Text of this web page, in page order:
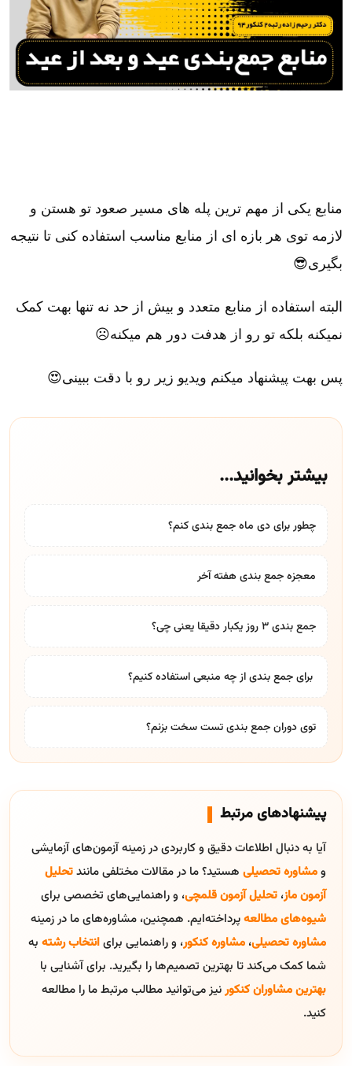
منابع یکی از مهم ترین پله های مسیر صعود تو هستن و
لازمه توی هر بازه ای از منابع مناسب استفاده کنی تا نتیجه
بگیری😎
البته استفاده از منابع متعدد و بیش از حد نه تنها بهت کمک
نمیکنه بلکه تو رو از هدفت دور هم میکنه☹
پس بهت پیشنهاد میکنم ویدیو زیر رو با دقت ببینی😍
بیشتر بخوانید...
چطور برای دی ماه جمع بندی کنم؟
معجزه جمع بندی هفته آخر
جمع بندی ۳ روز یکبار دقیقا یعنی چی؟
​ برای جمع بندی از چه منبعی استفاده کنیم؟
توی دوران جمع بندی تست سخت بزنم؟
پیشنهادهای مرتبط
آیا به دنبال اطلاعات دقیق و کاربردی در زمینه آزمون‌های آزمایشی
ومشاوره تحصیلی هستید؟ ما در مقالات مختلفی مانندتحلیل
آزمون ماز، تحلیل آزمون قلمچی، و راهنمایی‌های تخصصی برای
شیوه‌های مطالعهپرداخته‌ایم. همچنین، مشاوره‌های ما در زمینه
مشاوره تحصیلی، مشاوره کنکور، و راهنمایی برایانتخاب رشته به
شما کمک می‌کند تا بهترین تصمیم‌ها را بگیرید. برای آشنایی با
بهترین مشاوران کنکورنیز می‌توانید مطالب مرتبط ما را مطالعه
کنید.